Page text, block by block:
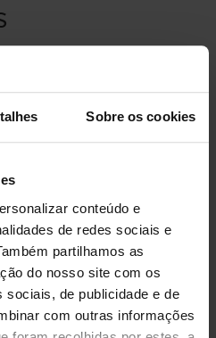
Sobre os cookies
conteúdo e
de redes sociais e
partilhamos as
do nosso site com os
sociais, de publicidade e de
com outras informações
veículos todo-o-terreno e
umautomóvel versátil e
usados, o preço de um
dependendo do
dos
ou luxuosas,
podem alcançar
um Jeep SUV